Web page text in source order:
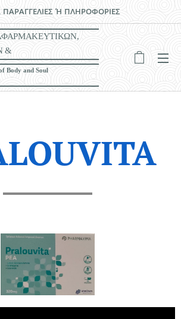
ΠΑΡΑΓΓΕΛΙΕΣ Ή ΠΛΗΡΟΦΟΡΙΕΣ
&
ΠΡΟΪΟΝΤΩΝ
Body and Soul